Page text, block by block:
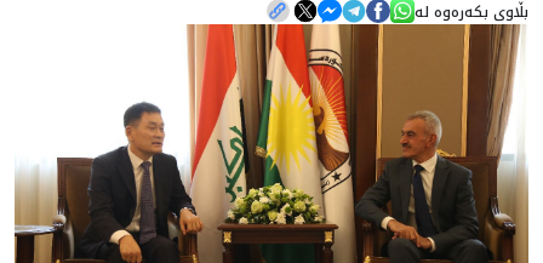
هه‌واڵ
گەلەری
بڵاوی بکەرەوە لە